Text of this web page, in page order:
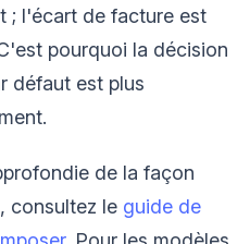
; l'écart de facture est
pourquoi la décision
défaut est plus
de la façon
consultez le guide de